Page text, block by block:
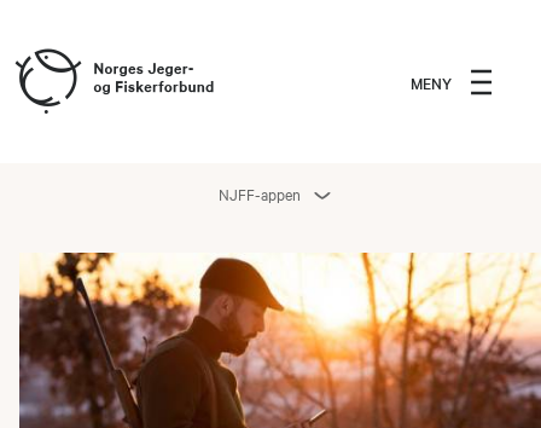
MENY
NJFF-appen